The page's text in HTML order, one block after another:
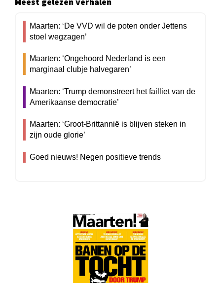
Maarten: ‘De VVD wil de poten onder Jettens
stoel wegzagen’
Maarten: ‘Ongehoord Nederland is een
marginaal clubje halvegaren’
Maarten: ‘Trump demonstreert het failliet van de
Amerikaanse democratie’
Maarten: ‘Groot-Brittannië is blijven steken in
zijn oude glorie’
Goed nieuws! Negen positieve trends